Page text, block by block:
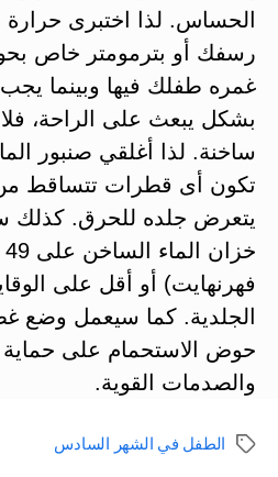
الحساس. لذا اختبری حرارة
رسفك أو بترمومتر خاص
غمره طفلك فيها وبينما يجب
بشكل يبعث على الراحة،
ساخنة. لذا أغلقي صنبور
تكون أى قطرات تتساقط من
يتعرض جلده للحرق.
فهرنهايت) أو أقل على
الجلدية. كما سيعمل وضع
حوض الاستحمام على
والصدمات القوية.
الوسومالطفل في الشهر السادس